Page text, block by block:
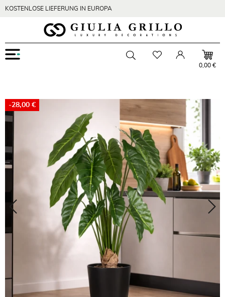
KOSTENLOSE LIEFERUNG IN EUROPA
Account0,00 €
Menu
-28,00 €
Zoom